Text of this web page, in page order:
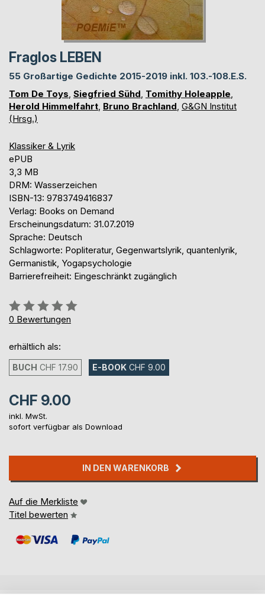
Fraglos LEBEN
55 Großartige Gedichte 2015-2019 inkl. 103.-108.E.S.
Tom De Toys, Siegfried Sühd, Tomithy Holeapple,
Herold Himmelfahrt, Bruno Brachland, G&GN Institut
(Hrsg.)
Klassiker & Lyrik
ePUB
3,3 MB
DRM: Wasserzeichen
ISBN-13: 9783749416837
Verlag: Books on Demand
Erscheinungsdatum: 31.07.2019
Sprache: Deutsch
Schlagworte: Popliteratur, Gegenwartslyrik, quantenlyrik,
Germanistik, Yogapsychologie
Barrierefreiheit: Eingeschränkt zugänglich
Bewertung::
0%
0 Bewertungen
erhältlich als:
BUCH CHF 17.90 E-BOOK CHF 9.00
CHF 9.00
inkl. MwSt.
sofort verfügbar als Download
IN DEN WARENKORB
Auf die Merkliste
Titel bewerten